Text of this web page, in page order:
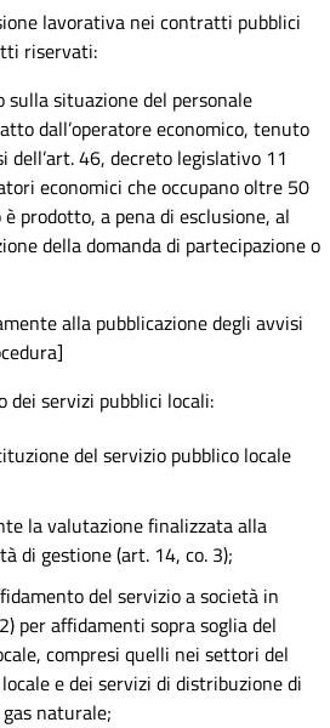
lavorativa nei contratti pubblici
riservati:
sulla situazione del personale
dall’operatore economico, tenuto
dell’art. 46, decreto legislativo 11
economici che occupano oltre 50
prodotto, a pena di esclusione, al
della domanda di partecipazione o
alla pubblicazione degli avvisi
dei servizi pubblici locali:
del servizio pubblico locale
la valutazione finalizzata alla
di gestione (art. 14, co. 3);
del servizio a società in
per affidamenti sopra soglia del
compresi quelli nei settori del
e dei servizi di distribuzione di
naturale;